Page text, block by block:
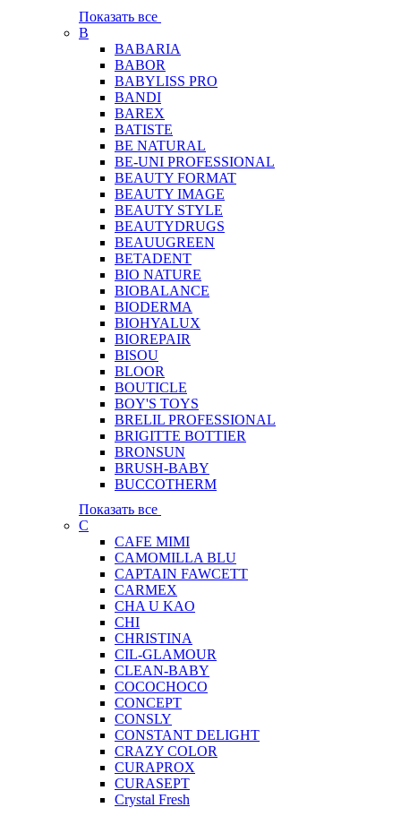
Показать все
B
BABARIA
BABOR
BABYLISS PRO
BANDI
BAREX
BATISTE
BE NATURAL
BE-UNI PROFESSIONAL
BEAUTY FORMAT
BEAUTY IMAGE
BEAUTY STYLE
BEAUTYDRUGS
BEAUUGREEN
BETADENT
BIO NATURE
BIOBALANCE
BIODERMA
BIOHYALUX
BIOREPAIR
BISOU
BLOOR
BOUTICLE
BOY'S TOYS
BRELIL PROFESSIONAL
BRIGITTE BOTTIER
BRONSUN
BRUSH-BABY
BUCCOTHERM
Показать все
C
CAFE MIMI
CAMOMILLA BLU
CAPTAIN FAWCETT
CARMEX
CHA U KAO
CHI
CHRISTINA
CIL-GLAMOUR
CLEAN-BABY
COCOCHOCO
CONCEPT
CONSLY
CONSTANT DELIGHT
CRAZY COLOR
CURAPROX
CURASEPT
Crystal Fresh